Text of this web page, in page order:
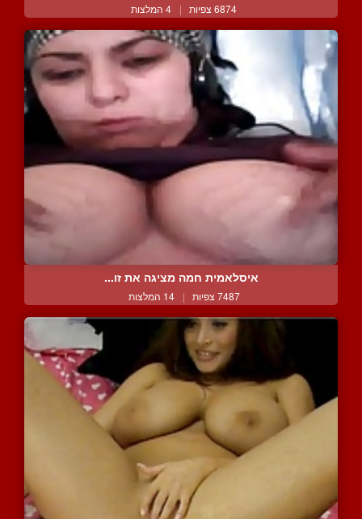
6874 צפיות | 4 המלצות
איסלאמית חמה מציגה את זו...
7487 צפיות | 14 המלצות